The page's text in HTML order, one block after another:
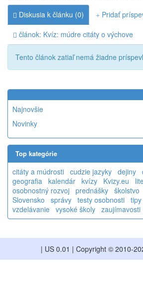
Diskusia k článku (0)
Pridať
článok: Kvíz: múdre citáty o výchove
Tento článok zatiaľ nemá žiadne
Najnovšie
Novinky
Top kategórie
citáty a múdrosti cudzie jazyky dejiny
geografia
kalendár kvízy Kvizy.eu
osobnostný rozvoj prednášky školstvo
Slovensko
správy testy osobnosti
vzdelávanie vysoké školy zaujímavosti
| US 0.01 | Copyright © 2010-